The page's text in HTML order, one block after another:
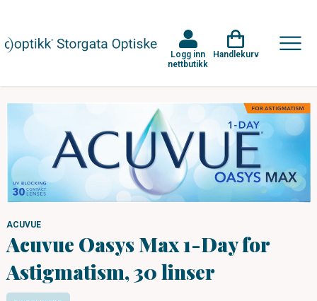
Logg inn
nettbutikk
Handlekurv
ACUVUE
Acuvue Oasys Max 1-Day for
Astigmatism, 30 linser